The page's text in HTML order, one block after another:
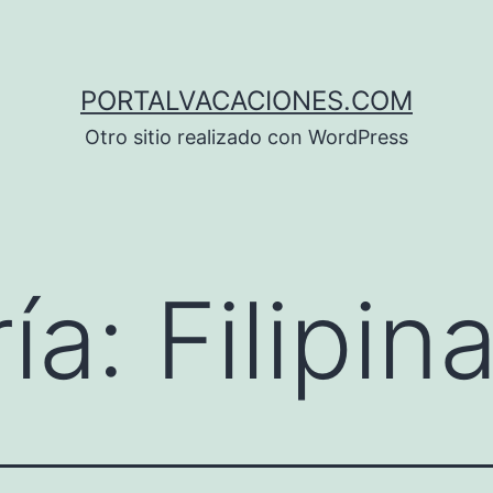
PORTALVACACIONES.COM
Otro sitio realizado con WordPress